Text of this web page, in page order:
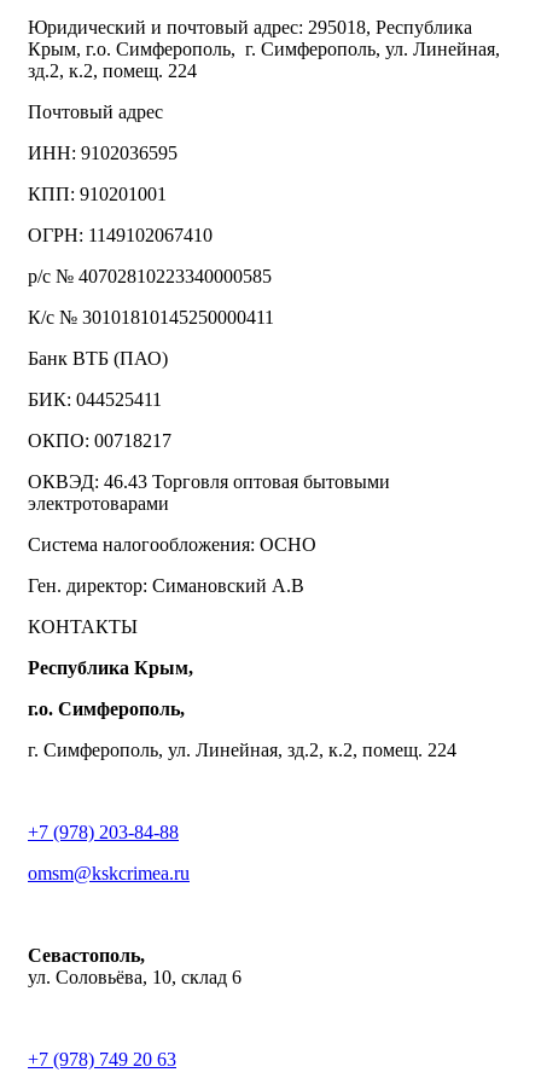
Юридический и почтовый адрес: 295018, Республика
Крым, г.о. Симферополь, г. Симферополь, ул. Линейная,
зд.2, к.2, помещ. 224
Почтовый адрес
ИНН: 9102036595
КПП: 910201001
ОГРН: 1149102067410
р/с № 40702810223340000585
К/с № 30101810145250000411
Банк ВТБ (ПАО)
БИК: 044525411
ОКПО: 00718217
ОКВЭД: 46.43 Торговля оптовая бытовыми
электротоварами
Система налогообложения: ОСНО
Ген. директор: Симановский А.В
КОНТАКТЫ
Республика Крым,
г.о. Симферополь,
г. Симферополь, ул. Линейная, зд.2, к.2, помещ. 224
+7 (978) 203-84-88
omsm@kskcrimea.ru
Севастополь,
ул. Соловьёва, 10, склад 6
+7 (978) 749 20 63